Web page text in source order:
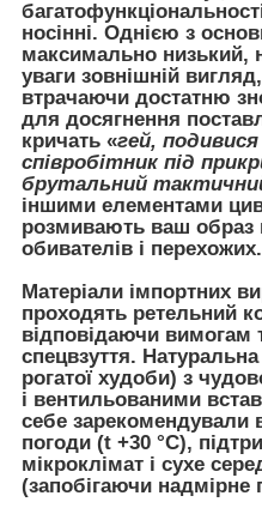
носінні. Однією з
максимально низький,
уваги зовнішній
втрачаючи достатню
для досягнення
кричать «гей,
співробітник під
брутальний
іншими елементами
розмивають ваш образ
обивателів і перехожих.
Матеріали імпортних
проходять ретельний
відповідаючи вимогам
спецвзуття.
рогатої худоби) з
і вентильованими
себе зарекомендували
погоди (t +30 °С),
мікроклімат і сухе
(запобігаючи надмірне